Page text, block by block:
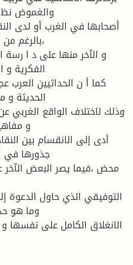
والغموض نظ
أصحابها في الغرب أو لدى
بالرغم
و الآخر منها على د ا
الفكرية
الحديثة و
و
أدى إلى الانقسام بين
جذورها في
محض ،فيما يصر البعض الآخر
التوفيقي الذي حاول الدعوة
وما هو
الانغلاق الكامل على نفسها